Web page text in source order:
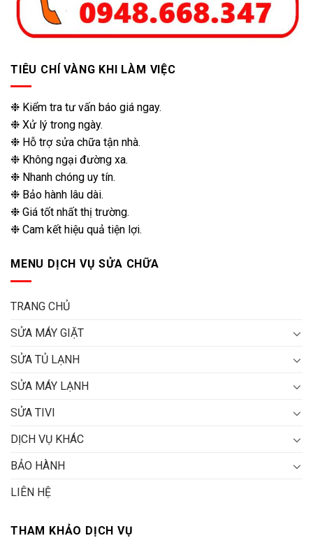
TIÊU CHÍ VÀNG KHI LÀM VIỆC
❉ Kiểm tra tư vấn báo giá ngay.
❉ Xử lý trong ngày.
❉ Hỗ trợ sửa chữa tận nhà.
❉ Không ngại đường xa.
❉ Nhanh chóng uy tín.
❉ Bảo hành lâu dài.
❉ Giá tốt nhất thị trường.
❉ Cam kết hiệu quả tiện lợi.
MENU DỊCH VỤ SỬA CHỮA
TRANG CHỦ
SỬA MÁY GIẶT
SỬA TỦ LẠNH
SỬA MÁY LẠNH
SỬA TIVI
DỊCH VỤ KHÁC
BẢO HÀNH
LIÊN HỆ
THAM KHẢO DỊCH VỤ